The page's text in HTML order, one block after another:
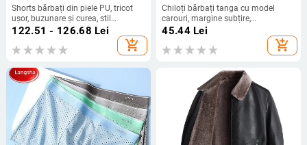
Shorts bărbați din piele PU, tricot
ușor, buzunare și curea, stil
business casual
122.51 - 126.68 Lei
add_shopping_cart
Chiloți bărbați tanga cu model
carouri, margine subțire,
confortabili și respirabili
45.44Lei
add_shopping_cart